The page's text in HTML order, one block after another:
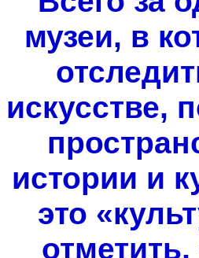
музеи, в
искусстве,
истории и
это